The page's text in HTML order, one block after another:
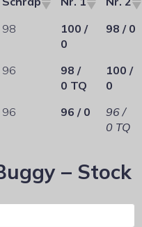
98
100 /
0
98 / 0
96
98 /
0 TQ
100 /
0
96 96 / 0
96 /
0 TQ
– Stock